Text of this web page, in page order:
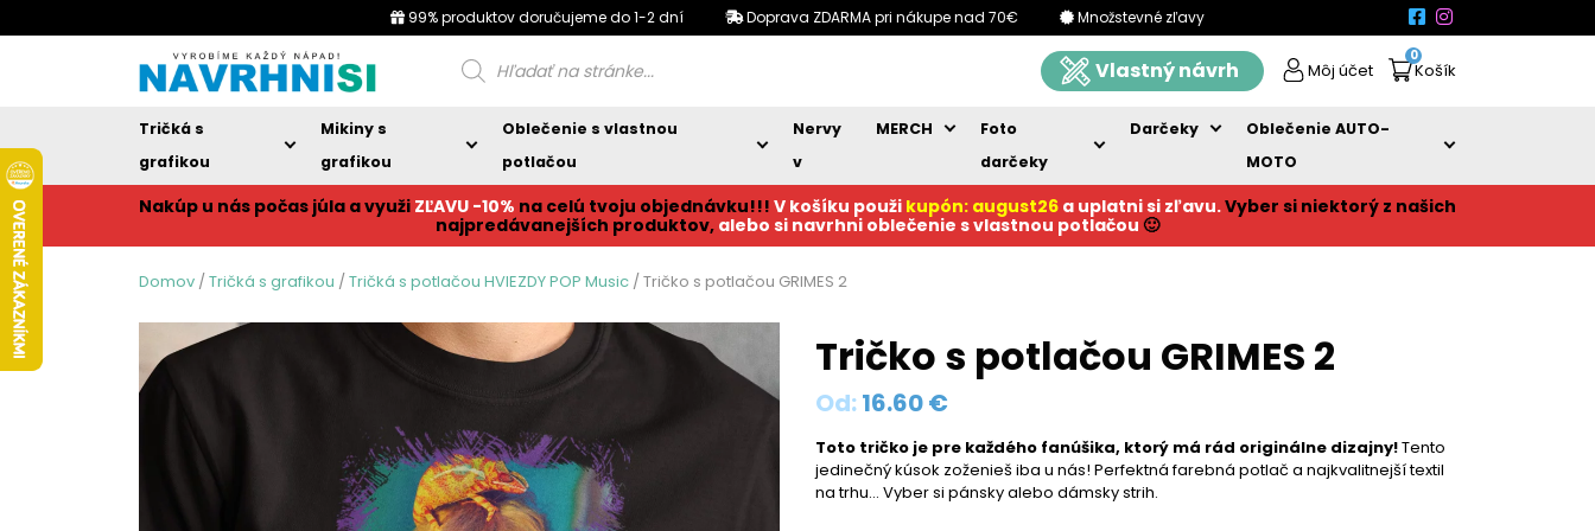
99% produktov doručujeme do 1-2 dní Doprava ZDARMA pri nákupe nad 70€ Množstevné zľavy
Products
search Vlastný návrh Môj účet
0
Košík
Tričká s
grafikou
Mikiny s
grafikou
Oblečenie s vlastnou
potlačou
Nervy
v
MERCH
Foto
darčeky
Darčeky
Oblečenie AUTO-
MOTO
Nakúp u nás počas júla a využi ZĽAVU -10% na celú tvoju objednávku!!! V košíku použi kupón: august26 a uplatni si zľavu.Vyber si niektorý z našich
najpredávanejších produktov, alebo si navrhni oblečenie s vlastnou potlačou 🙂
Domov /Tričká s grafikou /Tričká s potlačou HVIEZDY POP Music / Tričko s potlačou GRIMES 2
Tričko s potlačou GRIMES 2
Od:16.60€
Toto tričko je pre každého fanúšika, ktorý má rád originálne dizajny!Tento
jedinečný kúsok zoženieš iba u nás! Perfektná farebná potlač a najkvalitnejší textil
na trhu… Vyber si pánsky alebo dámsky strih.